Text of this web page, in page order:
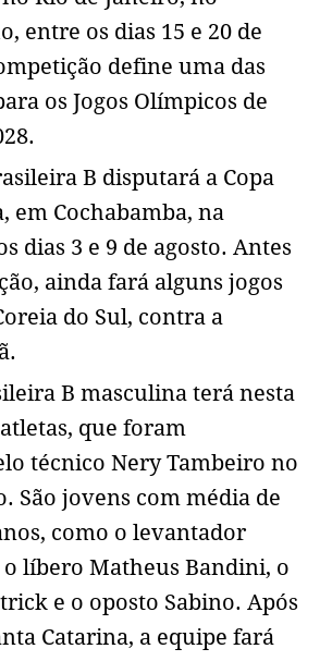
entre os dias 15 e 20 de
define uma das
os Jogos Olímpicos de
B disputará a Copa
em Cochabamba, na
dias 3 e 9 de agosto. Antes
ainda fará alguns jogos
do Sul, contra a
B masculina terá nesta
que foram
técnico Nery Tambeiro no
São jovens com média de
como o levantador
líbero Matheus Bandini, o
e o oposto Sabino. Após
Catarina, a equipe fará